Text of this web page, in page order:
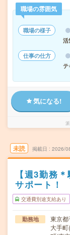
職場の雰囲気
職場の様子
活
仕事の仕方
テ
気になる!
未読 掲載日 2026/
【週3勤務
サポート！
交通費別途支給あり
勤務地
東京
大手